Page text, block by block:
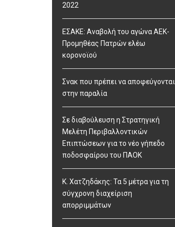
2022
ΕΣΑΚΕ: Αναβολή του αγώνα ΑΕΚ-
Προμηθέας Πατρών ελέω
κορονοϊού
Σνακ που πρέπει να αποφεύγονται
στην παραλία
Σε διαβούλευση η Στρατηγική
Μελέτη Περιβαλλοντικών
Επιπτώσεων για το νέο γήπεδο
ποδοσφαίρου του ΠΑΟΚ
Κ. Χατζηδάκης: Τα 5 μέτρα για τη
σύγχρονη διαχείριση
απορριμμάτων